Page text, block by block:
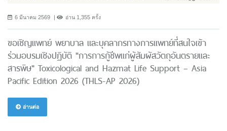
6 มีนาคม 2569 อ่าน 1,355 ครั้ง
ขอเชิญแพทย์ พยาบาล และบุคลากรทางการแพทย์ที่สนใจเข้า
ร่วมอบรมเชิงปฏิบัติ "การการกู้ชีพแก่ผู้สัมผัสวัตถุอันตรายและ
สารพิษ" Toxicological and Hazmat Life Support – Asia
Pacific Edition 2026 (THLS-AP 2026)
อ่านต่อ